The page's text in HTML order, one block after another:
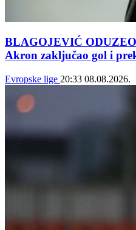
BLAGOJEVIĆ
Akron zaključao gol i
Evropske lige 20:33 08.08.2026.